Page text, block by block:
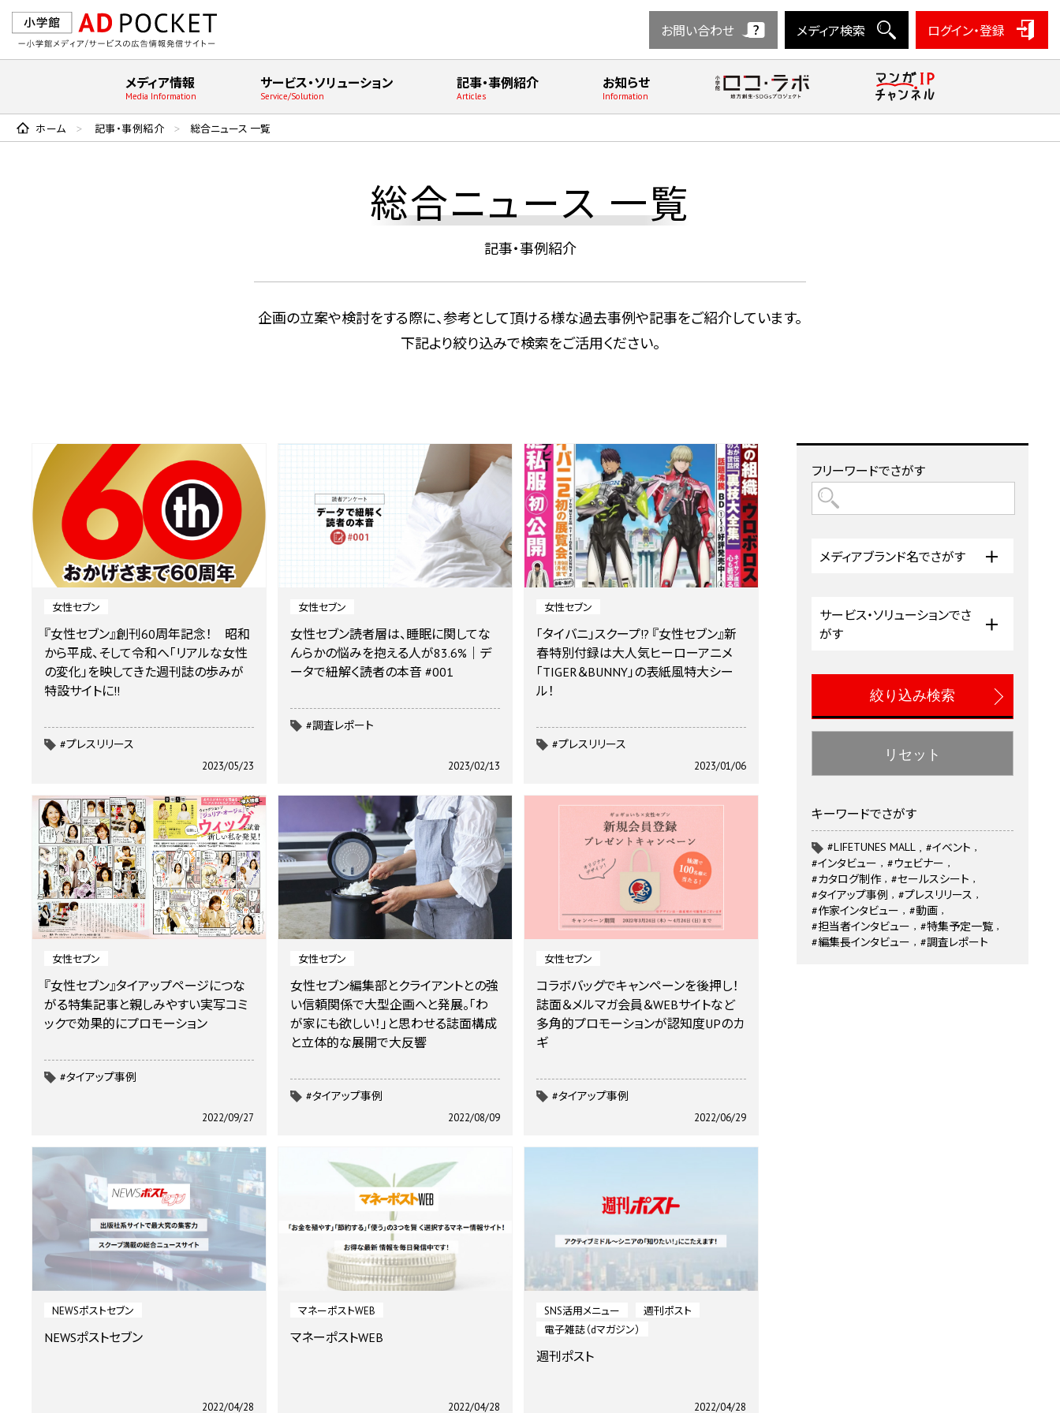
お問い合わせ メディア検索 ログイン・登録
メディア情報
Media Information
サービス・ソリューション
Service/Solution
記事・事例紹介
Articles
お知らせ
Information
ホーム > 記事・事例紹介 > 総合ニュース 一覧
総合ニュース 一覧
記事・事例紹介
企画の⽴案や検討をする際に、参考として頂ける様な過去事例や記事をご紹介しています。
下記より絞り込みで検索をご活⽤ください。
女性セブン
『女性セブン』創刊60周年記念！ 昭和
から平成、そして令和へ「リアルな女性
の変化」を映してきた週刊誌の歩みが
特設サイトに!!
2023/05/23
#プレスリリース
女性セブン
女性セブン読者層は、睡眠に関してな
んらかの悩みを抱える人が83.6%｜デ
ータで紐解く読者の本音 #001
2023/02/13
#調査レポート
女性セブン
「タイバニ」スクープ!? 『女性セブン』新
春特別付録は大人気ヒーローアニメ
「TIGER＆BUNNY」の表紙風特大シー
ル！
2023/01/06
#プレスリリース
女性セブン
『女性セブン』タイアップページにつな
がる特集記事と親しみやすい実写コミ
ックで効果的にプロモーション
2022/09/27
#タイアップ事例
女性セブン
女性セブン編集部とクライアントとの強
い信頼関係で大型企画へと発展。「わ
が家にも欲しい！」と思わせる誌面構成
と立体的な展開で大反響
2022/08/09
#タイアップ事例
女性セブン
コラボバッグでキャンペーンを後押し！
誌面＆メルマガ会員＆WEBサイトなど
多角的プロモーションが認知度UPのカ
ギ
2022/06/29
#タイアップ事例
NEWSポストセブン
NEWSポストセブン
2022/04/28
マネーポストWEB
マネーポストWEB
2022/04/28
SNS活用メニュー
週刊ポスト
電子雑誌（dマガジン）
週刊ポスト
2022/04/28
フリーワードでさがす
メディアブランド名でさがす
サービス・ソリューションでさ
がす
リセット
キーワードでさがす
#LIFETUNES MALL
#イベント
#インタビュー
#ウェビナー
#カタログ制作
#セールスシート
#タイアップ事例
#プレスリリース
#作家インタビュー
#動画
#担当者インタビュー
#特集予定一覧
#編集長インタビュー
#調査レポート